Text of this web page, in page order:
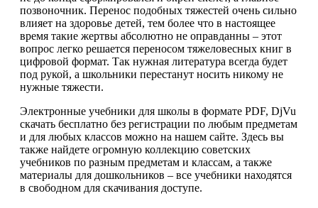
позвоночник. Перенос подобных тяжестей очень сильно
влияет на здоровье детей, тем более что в настоящее
время такие жертвы абсолютно не оправданны – этот
вопрос легко решается переносом тяжеловесных книг в
цифровой формат. Так нужная литература всегда будет
под рукой, а школьники перестанут носить никому не
нужные тяжести.
Электронные учебники для школы в формате PDF, DjVu
скачать бесплатно без регистрации по любым предметам
и для любых классов можно на нашем сайте. Здесь вы
также найдете огромную коллекцию советских
учебников по разным предметам и классам, а также
материалы для дошкольников – все учебники находятся
в свободном для скачивания доступе.